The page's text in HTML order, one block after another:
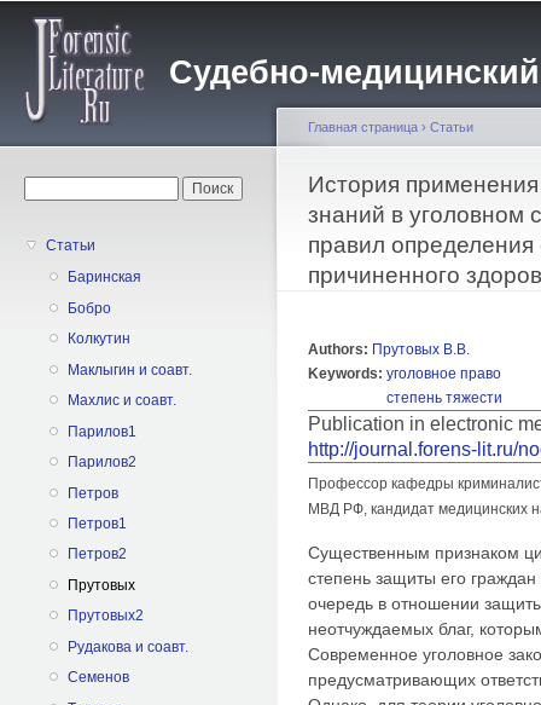
Судебно-
Статьи
Баринская
Бобро
Колкутин
Маклыгин и соавт.
Махлис и соавт.
Парилов1
Парилов2
Петров
Петров1
Петров2
Прутовых
Прутовых2
Рудакова и соавт.
Семенов
Вы здесь
Главная страница › Статьи
История
знаний в уголовном
правил
причиненного
Authors: Прутовых В.В.
Keywords: уголовное право
степень тяжести
Publication in electronic
http://journal.forens-lit.ru/
Профессор кафедры
МВД РФ, кандидат медицинских
Существенным признаком
степень защиты его
очередь в отношении
неотчуждаемых благ,
Современное уголовное
предусматривающих